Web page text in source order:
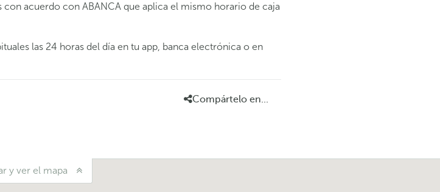
acuerdo con ABANCA que aplica el mismo horario de caja
las 24 horas del día en tu app, banca electrónica o en
Compártelo en...
y ver el mapa